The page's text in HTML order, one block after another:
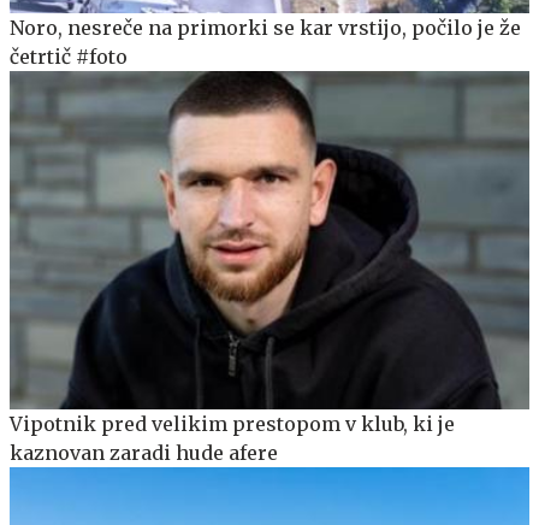
Noro, nesreče na primorki se kar vrstijo, počilo je že
četrtič #foto
Vipotnik pred velikim prestopom v klub, ki je
kaznovan zaradi hude afere